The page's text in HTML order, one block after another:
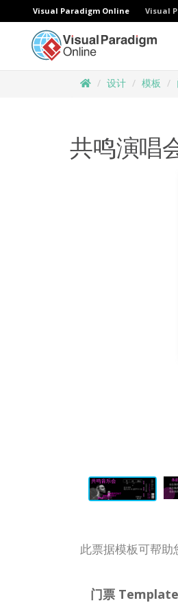
Visual Paradigm Online Visual
设计 模板
共鸣演唱
此票据模板可帮助
门票